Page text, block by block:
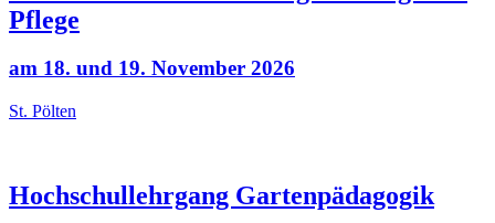
Pflege
am 18. und 19. November 2026
St. Pölten
Hochschullehrgang Gartenpädagogik